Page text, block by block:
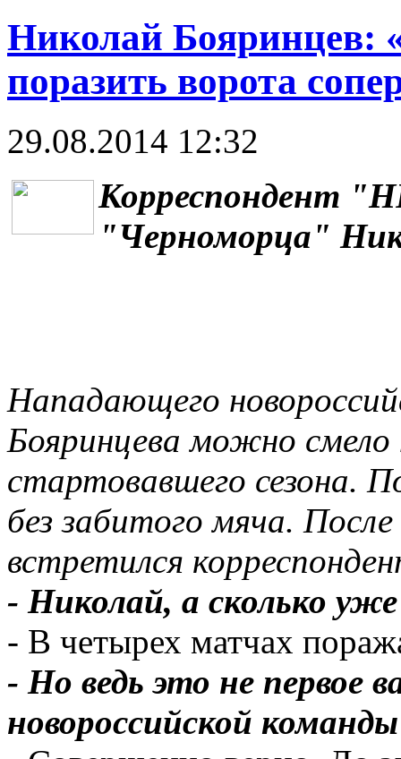
Николай Бояринцев:
поразить ворота
29.08.2014 12:32
Корреспондент
"Черноморца"
Нападающего
Бояринцева можно
стартовавшего сезона.
без забитого мяча.
встретился
- Николай, а сколько
- В четырех матчах
- Но ведь это не первое
новороссийской